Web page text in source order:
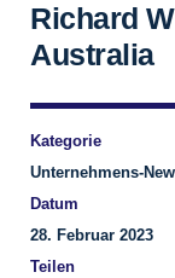
Richard
Australia
Kategorie
Unternehmens-
Datum
28. Februar 2023
Teilen